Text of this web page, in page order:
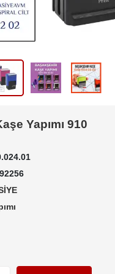
Yapımı 910